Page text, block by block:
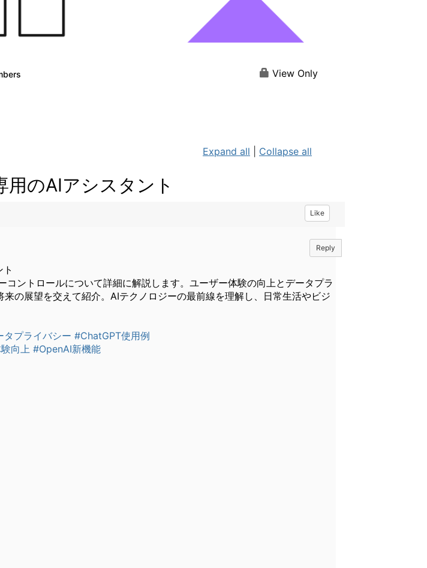
View Only
Expand all Collapse all
のAIアシスタント
Like
Reply
ントロールについて詳細に解説します。ユーザー体験の向上とデータプラ
の展望を交えて紹介。AIテクノロジーの最前線を理解し、日常生活やビジ
タプライバシー #ChatGPT使用例
向上 #OpenAI新機能